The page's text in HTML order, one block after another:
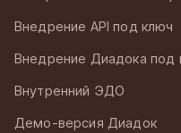
Внедрение API под ключ
Внедрение Диадока под
Внутренний ЭДО
Демо-версия Диадок